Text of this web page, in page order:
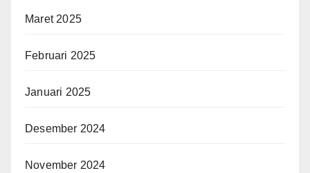
Maret 2025
Februari 2025
Januari 2025
Desember 2024
November 2024